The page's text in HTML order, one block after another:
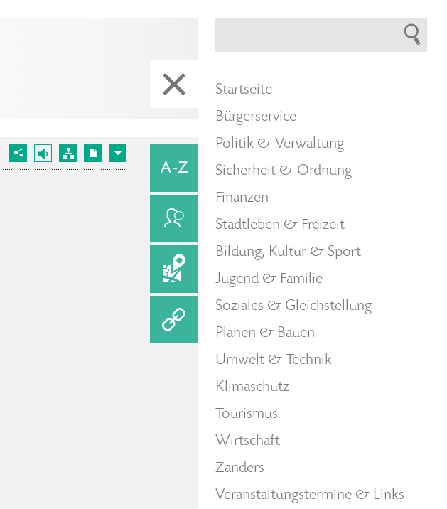
Startseite
Bürgerservice
Politik & Verwaltung
Sicherheit & Ordnung
Finanzen
Stadtleben & Freizeit
Bildung, Kultur & Sport
Jugend & Familie
Soziales & Gleichstellung
Planen & Bauen
Umwelt & Technik
Klimaschutz
Tourismus
Wirtschaft
Zanders
Veranstaltungstermine & Links